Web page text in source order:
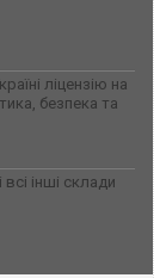
ліцензію на
безпека та
інші склади